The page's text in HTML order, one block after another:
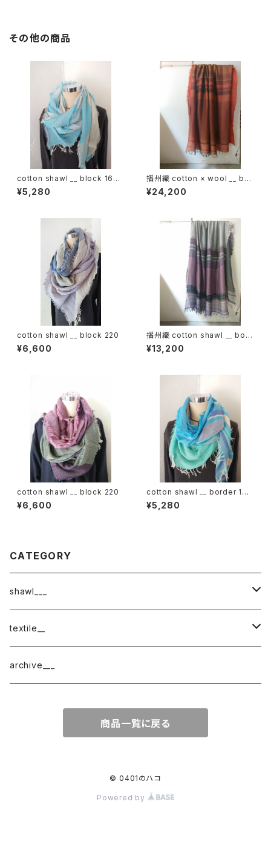
その他の商品
cotton shawl __ block 160
浅葱w
¥5,280
播州織 cotton × wool __ bor
der 220-120 落葉GK
¥24,200
cotton shawl __ block 220
¥6,600
播州織 cotton shawl __ bord
er 220-120 紫電GK
¥13,200
cotton shawl __ block 220
¥6,600
cotton shawl __ border 160
海嶺w
¥5,280
CATEGORY
shawl___
cotton
border
cotton × wool
textile__
織物
archive___
商品一覧に戻る
© 0401のハコ
Powered by